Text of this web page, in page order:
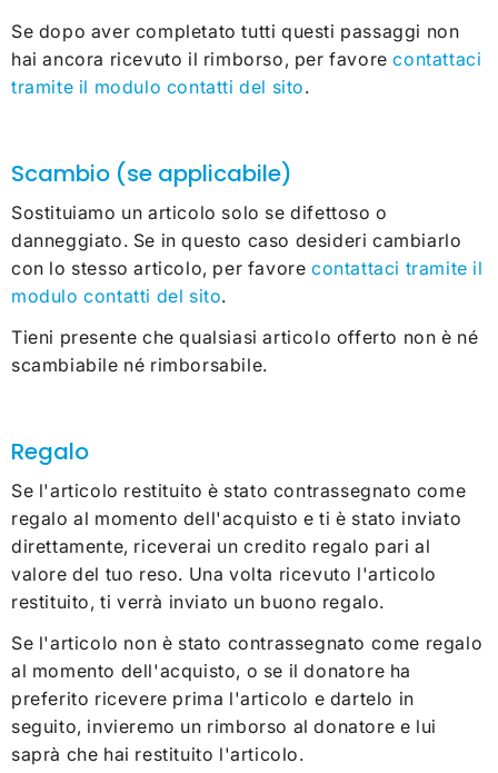
Se dopo aver completato tutti questi passaggi non
hai ancora ricevuto il rimborso, per favorecontattaci
tramite il modulo contatti del sito.
Scambio (se applicabile)
Sostituiamo un articolo solo se difettoso o
danneggiato. Se in questo caso desideri cambiarlo
con lo stesso articolo, per favorecontattaci tramite il
modulo contatti del sito.
Tieni presente che qualsiasi articolo offerto non è né
scambiabile né rimborsabile.
Regalo
Se l'articolo restituito è stato contrassegnato come
regalo al momento dell'acquisto e ti è stato inviato
direttamente, riceverai un credito regalo pari al
valore del tuo reso. Una volta ricevuto l'articolo
restituito, ti verrà inviato un buono regalo.
Se l'articolo non è stato contrassegnato come regalo
al momento dell'acquisto, o se il donatore ha
preferito ricevere prima l'articolo e dartelo in
seguito, invieremo un rimborso al donatore e lui
saprà che hai restituito l'articolo.